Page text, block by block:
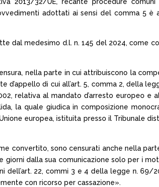
adottati ai sensi del comma 5 è
dal medesimo d.l. n. 145 del 2024,
nella parte in cui attribuiscono la
di cui all’art. 5, comma 2, della
relativa al mandato d’arresto europeo
la quale giudica in composizione
europea, istituita presso il Tribunale
convertito, sono censurati anche nella
dalla sua comunicazione solo per i
dell’art. 22, commi 3 e 4 della legge n.
con ricorso per cassazione».